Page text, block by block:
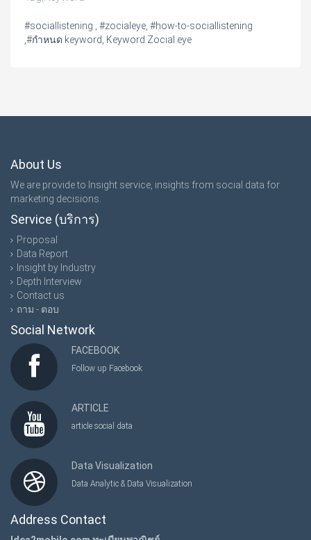
#sociallistening , #zocialeye, #how-to-sociallistening
,#กำหนด keyword, Keyword Zocial eye
About Us
We are provide to Insight service, insights from social data for
marketing decisions.
Service (บริการ)
Proposal
Data Report
Insight by Industry
Depth Interview
Contact us
ถาม - ตอบ
Social Network
FACEBOOK
Follow up Facebook
ARTICLE
article social data
Data Visualization
Data Analytic & Data Visualization
Address Contact